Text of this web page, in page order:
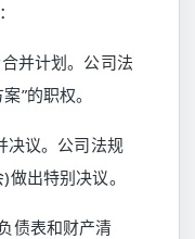
并计划。公司法
”的职权。
议。公司法规
出特别决议。
债表和财产清